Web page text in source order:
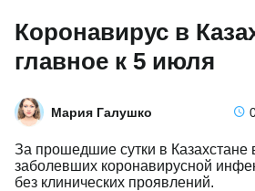
Коронавирус в
главное к 5 июля
Мария Галушко
За прошедшие сутки в
заболевших коронавирусной
без клинических проявлений.